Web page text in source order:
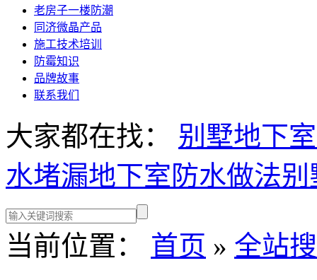
老房子一楼防潮
同济微晶产品
施工技术培训
防霉知识
品牌故事
联系我们
大家都在找： 别墅地下
水堵漏地下室防水做法别
当前位置： 首页 » 全站